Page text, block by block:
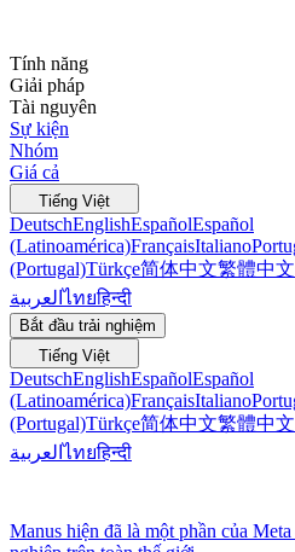
Tính năng
Giải pháp
Tài nguyên
Sự kiện
Nhóm
Giá cả
Tiếng Việt
DeutschEnglishEspañolEspañol
(Latinoamérica)FrançaisItaliano
(Portugal)Türkçe简体中文繁體中文
العربيةไทยहिन्दी
Bắt đầu trải nghiệm
Tiếng Việt
DeutschEnglishEspañolEspañol
(Latinoamérica)FrançaisItaliano
(Portugal)Türkçe简体中文繁體中文
العربيةไทยहिन्दी
Manus hiện đã là một phần của